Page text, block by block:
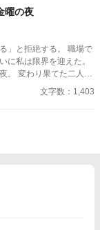
曜の夜
」と拒絶する。 職場で
に私は限界を迎えた。
。 変わり果てた二人の
文字数：1,403